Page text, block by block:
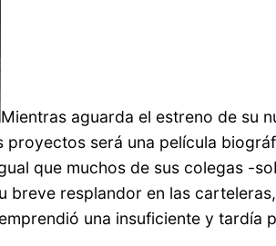
Mientras aguarda el estreno de su
proyectos será una película
que muchos de sus colegas -
breve resplandor en las
una insuficiente y